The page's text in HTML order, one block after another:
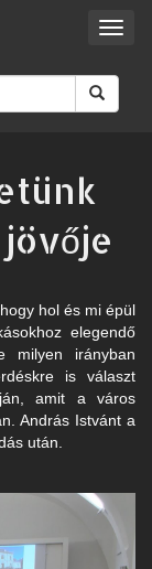
hol és mi épül
elegendő
milyen irányban
is választ
amit a város
András Istvánt a
után.